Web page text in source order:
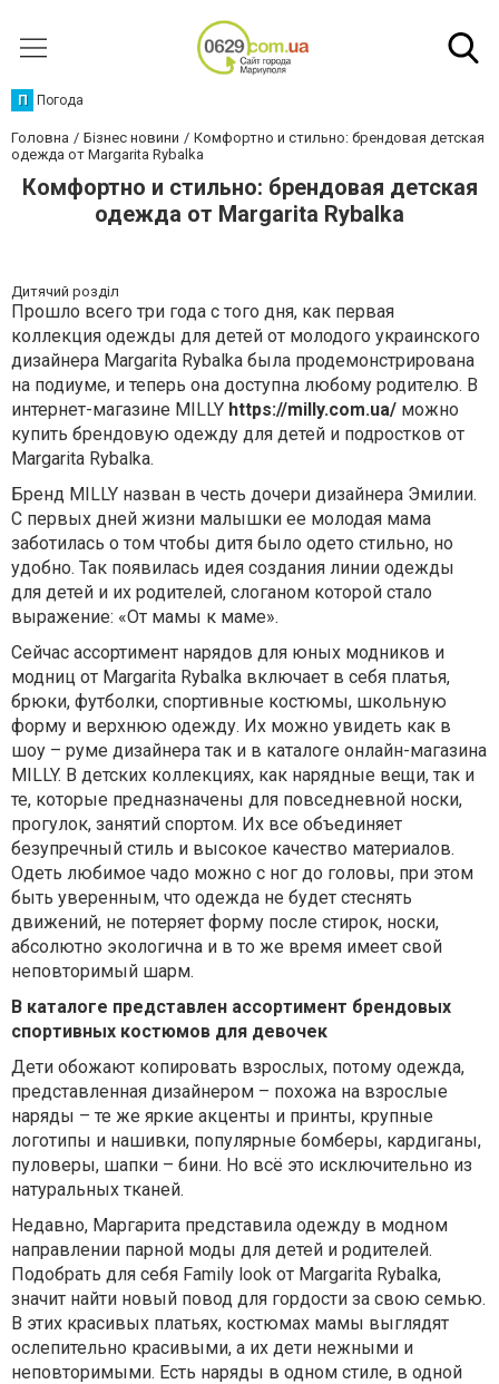
П Погода
Головна Бізнес новини
Комфортно и стильно: брендовая детская
одежда от Margarita Rybalka
Комфортно и стильно: брендовая детская
одежда от Margarita Rybalka
Дитячий розділ
Прошло всего три года с того дня, как первая
коллекция одежды для детей от молодого украинского
дизайнера Margarita Rybalka была продемонстрирована
на подиуме, и теперь она доступна любому родителю. В
интернет-магазине MILLY https://milly.com.ua/ можно
купить брендовую одежду для детей и подростков от
Margarita Rybalka.
Бренд MILLY назван в честь дочери дизайнера Эмилии.
С первых дней жизни малышки ее молодая мама
заботилась о том чтобы дитя было одето стильно, но
удобно. Так появилась идея создания линии одежды
для детей и их родителей, слоганом которой стало
выражение: «От мамы к маме».
Сейчас ассортимент нарядов для юных модников и
модниц от Margarita Rybalka включает в себя платья,
брюки, футболки, спортивные костюмы, школьную
форму и верхнюю одежду. Их можно увидеть как в
шоу – руме дизайнера так и в каталоге онлайн-магазина
MILLY. В детских коллекциях, как нарядные вещи, так и
те, которые предназначены для повседневной носки,
прогулок, занятий спортом. Их все объединяет
безупречный стиль и высокое качество материалов.
Одеть любимое чадо можно с ног до головы, при этом
быть уверенным, что одежда не будет стеснять
движений, не потеряет форму после стирок, носки,
абсолютно экологична и в то же время имеет свой
неповторимый шарм.
В каталоге представлен ассортимент брендовых
спортивных костюмов для девочек
Дети обожают копировать взрослых, потому одежда,
представленная дизайнером – похожа на взрослые
наряды – те же яркие акценты и принты, крупные
логотипы и нашивки, популярные бомберы, кардиганы,
пуловеры, шапки – бини. Но всё это исключительно из
натуральных тканей.
Недавно, Маргарита представила одежду в модном
направлении парной моды для детей и родителей.
Подобрать для себя Family look от Margarita Rybalka,
значит найти новый повод для гордости за свою семью.
В этих красивых платьях, костюмах мамы выглядят
ослепительно красивыми, а их дети нежными и
неповторимыми. Есть наряды в одном стиле, в одной